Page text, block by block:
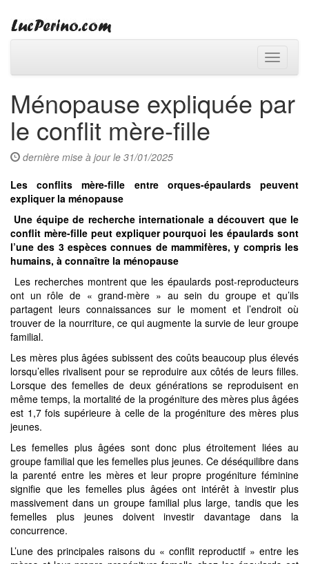
Toggle
Ménopause expliquée par
le conflit mère-fille
dernière mise à jour le 31/01/2025
Les conflits mère-fille entre orques-épaulards peuvent
expliquer la ménopause
Une équipe de recherche internationale a découvert que le
conflit mère-fille peut expliquer pourquoi les épaulards sont
l’une des 3 espèces connues de mammifères, y compris les
humains, à connaître la ménopause
Les recherches montrent que les épaulards post-reproducteurs
ont un rôle de « grand-mère » au sein du groupe et qu’ils
partagent leurs connaissances sur le moment et l’endroit où
trouver de la nourriture, ce qui augmente la survie de leur groupe
familial.
Les mères plus âgées subissent des coûts beaucoup plus élevés
lorsqu’elles rivalisent pour se reproduire aux côtés de leurs filles.
Lorsque des femelles de deux générations se reproduisent en
même temps, la mortalité de la progéniture des mères plus âgées
est 1,7 fois supérieure à celle de la progéniture des mères plus
jeunes.
Les femelles plus âgées sont donc plus étroitement liées au
groupe familial que les femelles plus jeunes. Ce déséquilibre dans
la parenté entre les mères et leur propre progéniture féminine
signifie que les femelles plus âgées ont intérêt à investir plus
massivement dans un groupe familial plus large, tandis que les
femelles plus jeunes doivent investir davantage dans la
concurrence.
L’une des principales raisons du « conflit reproductif » entre les